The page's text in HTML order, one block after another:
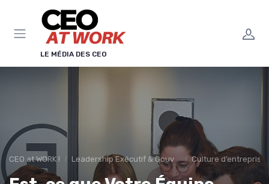
LE MÉDIA DES CEO
CEO at WORK ! Leadership Exécutif & Gouvernance Culture d’entreprise
Panneau de gestion des cookies